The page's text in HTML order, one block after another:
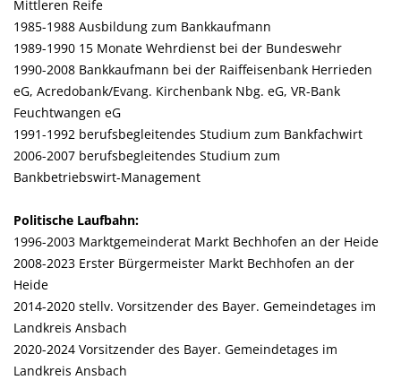
Mittleren Reife
1985-1988 Ausbildung zum Bankkaufmann
1989-1990 15 Monate Wehrdienst bei der Bundeswehr
1990-2008 Bankkaufmann bei der Raiffeisenbank Herrieden
eG, Acredobank/Evang. Kirchenbank Nbg. eG, VR-Bank
Feuchtwangen eG
1991-1992 berufsbegleitendes Studium zum Bankfachwirt
2006-2007 berufsbegleitendes Studium zum
Bankbetriebswirt-Management
Politische Laufbahn:
1996-2003 Marktgemeinderat Markt Bechhofen an der Heide
2008-2023 Erster Bürgermeister Markt Bechhofen an der
Heide
2014-2020 stellv. Vorsitzender des Bayer. Gemeindetages im
Landkreis Ansbach
2020-2024 Vorsitzender des Bayer. Gemeindetages im
Landkreis Ansbach